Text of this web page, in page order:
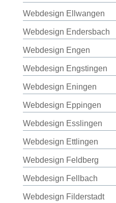
Webdesign Ellwangen
Webdesign Endersbach
Webdesign Engen
Webdesign Engstingen
Webdesign Eningen
Webdesign Eppingen
Webdesign Esslingen
Webdesign Ettlingen
Webdesign Feldberg
Webdesign Fellbach
Webdesign Filderstadt